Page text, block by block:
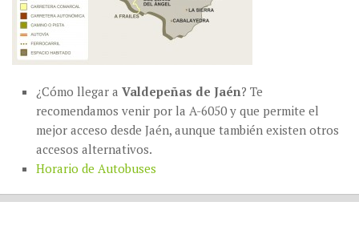
¿Cómo llegar a Valdepeñas de Jaén? Te
recomendamos venir por la A-6050 y que permite el
mejor acceso desde Jaén, aunque también existen otros
accesos alternativos.
Horario de Autobuses